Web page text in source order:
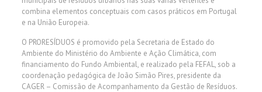
combina elementos conceptuais com casos práticos em Portugal
e na União Europeia.
O PRORESÍDUOS é promovido pela Secretaria de Estado do
Ambiente do Ministério do Ambiente e Ação Climática, com
financiamento do Fundo Ambiental, e realizado pela FEFAL, sob a
coordenação pedagógica de João Simão Pires, presidente da
CAGER – Comissão de Acompanhamento da Gestão de Resíduos.